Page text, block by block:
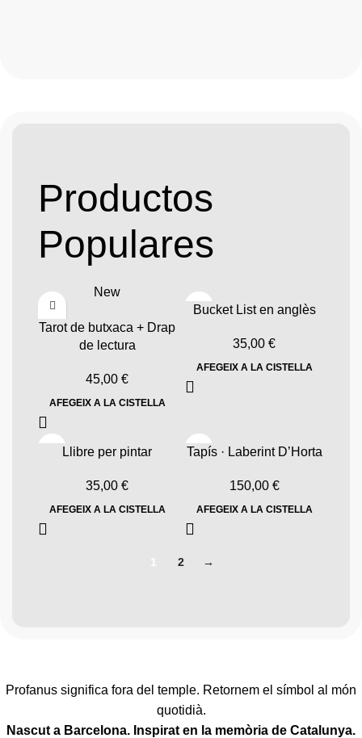
Productos
Populares
New
Tarot de butxaca + Drap
de lectura
45,00€
AFEGEIX A LA CISTELLA
Bucket List en anglès
35,00€
AFEGEIX A LA CISTELLA
Llibre per pintar
35,00€
AFEGEIX A LA CISTELLA
Tapís · Laberint D’Horta
150,00 €
AFEGEIX A LA CISTELLA
1 2 →
Profanus significa fora del temple. Retornem el símbol al món
quotidià.
Nascut a Barcelona. Inspirat en la memòria de Catalunya.